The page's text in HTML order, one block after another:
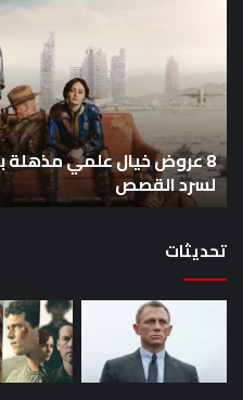
مذهلة
بصريًا
معايير
جديدة
لسرد
القصص
8 عروض خيال علمي مذهلة
لسرد القصص
تحديثات